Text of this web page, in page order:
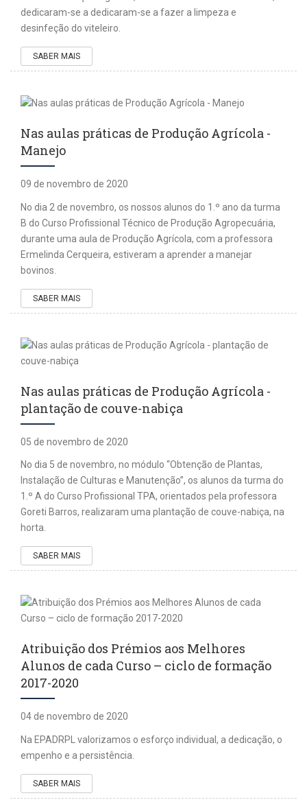
dedicaram-se a dedicaram-se a fazer a limpeza e
desinfeção do viteleiro.
SABER MAIS
Nas aulas práticas de Produção Agrícola -
Manejo
09 de novembro de 2020
No dia 2 de novembro, os nossos alunos do 1.º ano da turma
B do Curso Profissional Técnico de Produção Agropecuária,
durante uma aula de Produção Agrícola, com a professora
Ermelinda Cerqueira, estiveram a aprender a manejar
bovinos.
SABER MAIS
Nas aulas práticas de Produção Agrícola -
plantação de couve-nabiça
05 de novembro de 2020
No dia 5 de novembro, no módulo “Obtenção de Plantas,
Instalação de Culturas e Manutenção”, os alunos da turma do
1.º A do Curso Profissional TPA, orientados pela professora
Goreti Barros, realizaram uma plantação de couve-nabiça, na
horta.
SABER MAIS
Atribuição dos Prémios aos Melhores
Alunos de cada Curso – ciclo de formação
2017-2020
04 de novembro de 2020
Na EPADRPL valorizamos o esforço individual, a dedicação, o
empenho e a persistência.
SABER MAIS